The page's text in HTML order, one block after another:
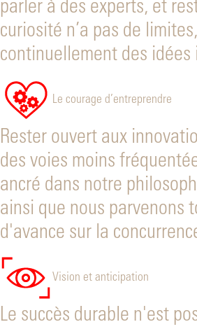
parler à des experts, et
curiosité n’a pas de
continuellement des idées
Le courage d’entreprendre
Rester ouvert aux
des voies moins
ancré dans notre
ainsi que nous parvenons
d'avance sur la
Vision et anticipation
Le succès durable n'est